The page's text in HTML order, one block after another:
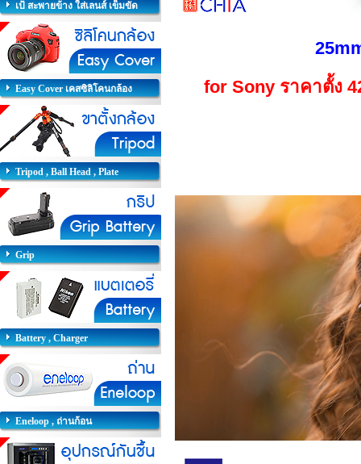
เป้ สะพายข้าง ใส่เลนส์ เข็มขัด
Easy Cover เคสซิลิโคนกล้อง
Tripod , Ball Head , Plate
Grip
Battery , Charger
Eneloop , ถ่านก้อน
for Sony ราคาตั้ง